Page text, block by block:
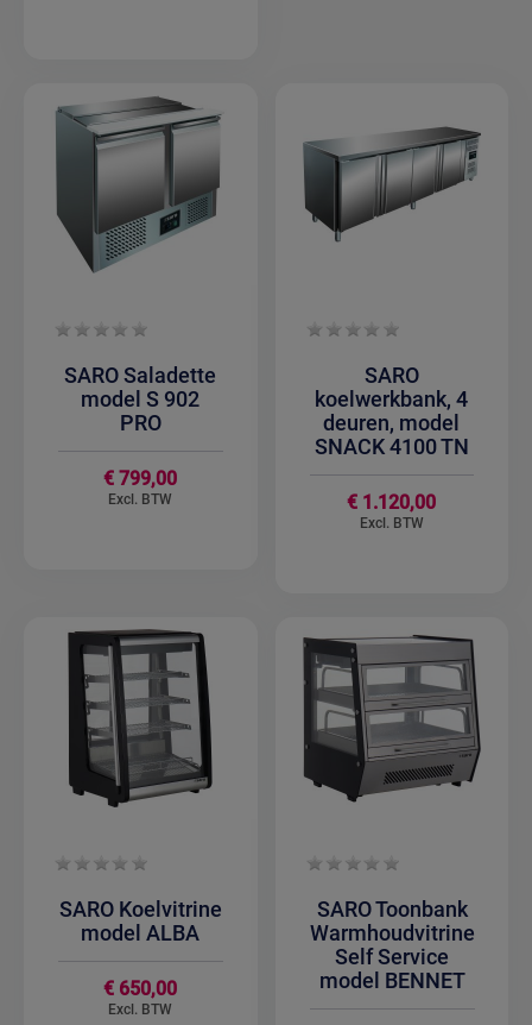
SARO Saladette
model S 902
PRO
€ 799,00
SARO
koelwerkbank, 4
deuren, model
SNACK 4100 TN
€ 1.120,00
SARO Koelvitrine
model ALBA
€ 650,00
SARO Toonbank
Warmhoudvitrine
Self Service
model BENNET